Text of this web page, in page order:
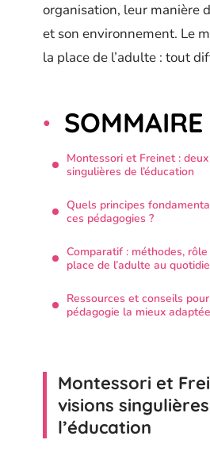
organisation, leur manière
et son environnement. Le
la place de l’adulte : tout
SOMMAIRE
Montessori et Freinet :
singulières de l’éducation
Quels principes
ces pédagogies ?
Comparatif : méthodes, rôle
place de l’adulte au
Ressources et conseils
pédagogie la mieux
Montessori et
visions
l’éducation